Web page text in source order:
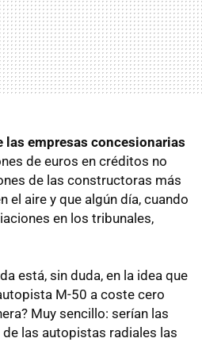
las empresas concesionarias
de euros en créditos no
de las constructoras más
el aire y que algún día, cuando
en los tribunales,
está, sin duda, en la idea que
M-50 a coste cero
Muy sencillo: serían las
las autopistas radiales las